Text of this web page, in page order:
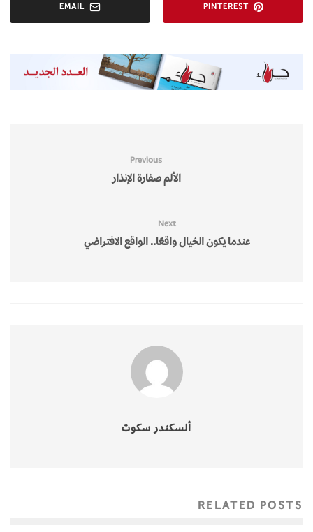
PINTEREST
EMAIL
Previous
الألم صفارة الإنذار
Next
عندما يكون الخيال واقعًا.. الواقع الافتراضي
ألسكندر سكوت
RELATED POSTS